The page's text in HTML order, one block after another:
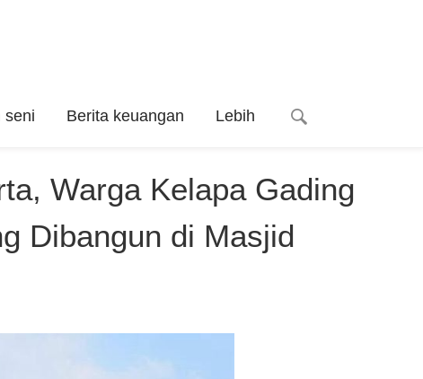
seni Berita keuangan Lebih
Warga Kelapa Gading
Dibangun di Masjid